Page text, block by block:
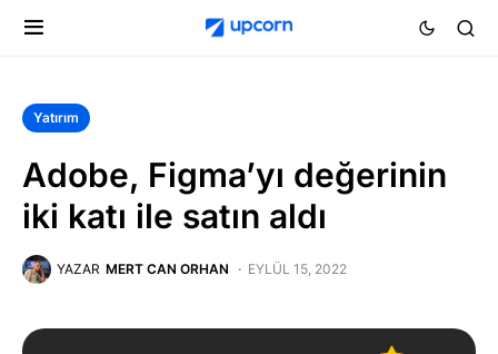
Yatırım
Adobe, Figma’yı değerinin
iki katı ile satın aldı
YAZAR MERT CAN ORHAN EYLÜL 15, 2022